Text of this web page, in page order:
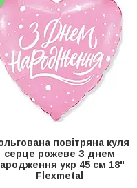
повітряна куля
серце рожеве З днем
укр 45 см 18"
Flexmetal